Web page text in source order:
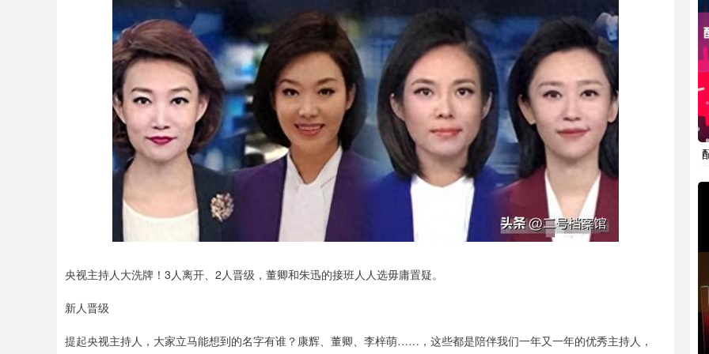
央视主持人大洗牌！3人离开、2人晋级，董卿和朱迅的接班人人选毋庸置疑。
新人晋级
提起央视主持人，大家立马能想到的名字有谁？康辉、董卿、李梓萌……，这些都是陪伴我们一年又一年的优秀主持人，